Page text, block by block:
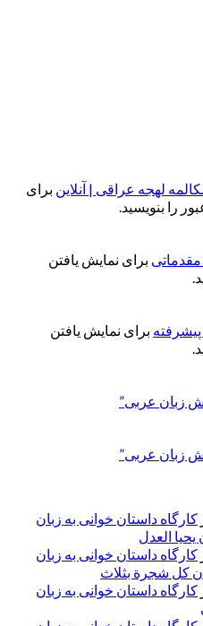
لهجه عراقی | آنلاین برای
را بنویسید.
برای نمایش یافتن
برای نمایش یافتن
زبان عربی”
زبان عربی”
کارگاه داستان خوانی به زبان
العدل
کارگاه داستان خوانی به زبان
کل شجرة بثلاث
کارگاه داستان خوانی به زبان